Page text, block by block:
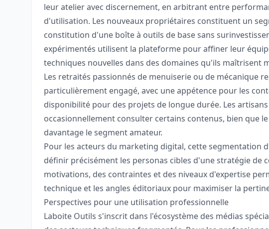
leur atelier avec discernement, en arbitrant entre
d'utilisation. Les nouveaux propriétaires constituent un
constitution d'une boîte à outils de base sans
expérimentés utilisent la plateforme pour affiner leur
techniques nouvelles dans des domaines qu'ils maîtrisent
Les retraités passionnés de menuiserie ou de mécanique
particulièrement engagé, avec une appétence pour les
disponibilité pour des projets de longue durée. Les
occasionnellement consulter certains contenus, bien que
davantage le segment amateur.
Pour les acteurs du marketing digital, cette segmentation
définir précisément les personas cibles d'une stratégie de
motivations, des contraintes et des niveaux d'expertise
technique et les angles éditoriaux pour maximiser la
Perspectives pour une utilisation professionnelle
Laboite Outils s'inscrit dans l'écosystème des médias